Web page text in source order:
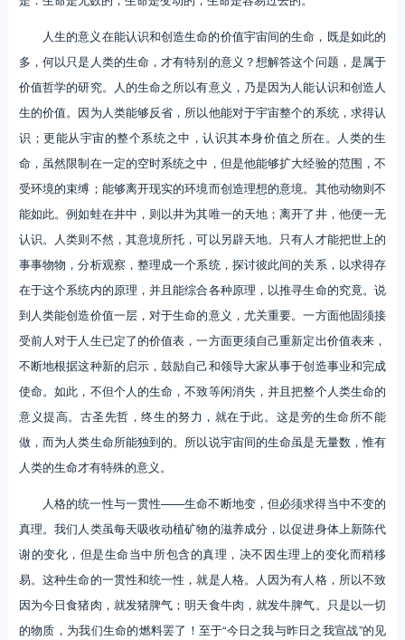
人生的意义在能认识和创造生命的价值宇宙间的生命，既是如此的
多，何以只是人类的生命，才有特别的意义？想解答这个问题，是属于
价值哲学的研究。人的生命之所以有意义，乃是因为人能认识和创造人
生的价值。因为人类能够反省，所以他能对于宇宙整个的系统，求得认
识；更能从宇宙的整个系统之中，认识其本身价值之所在。人类的生
命，虽然限制在一定的空时系统之中，但是他能够扩大经验的范围，不
受环境的束缚；能够离开现实的环境而创造理想的意境。其他动物则不
能如此。例如蛙在井中，则以井为其唯一的天地；离开了井，他便一无
认识。人类则不然，其意境所托，可以另辟天地。只有人才能把世上的
事事物物，分析观察，整理成一个系统，探讨彼此间的关系，以求得存
在于这个系统内的原理，并且能综合各种原理，以推寻生命的究竟。说
到人类能创造价值一层，对于生命的意义，尤关重要。一方面他固须接
受前人对于人生已定了的价值表，一方面更须自己重新定出价值表来，
不断地根据这种新的启示，鼓励自己和领导大家从事于创造事业和完成
使命。如此，不但个人的生命，不致等闲消失，并且把整个人类生命的
意义提高。古圣先哲，终生的努力，就在于此。这是旁的生命所不能
做，而为人类生命所能独到的。所以说宇宙间的生命虽是无量数，惟有
人类的生命才有特殊的意义。
人格的统一性与一贯性——生命不断地变，但必须求得当中不变的
真理。我们人类虽每天吸收动植矿物的滋养成分，以促进身体上新陈代
谢的变化，但是生命当中所包含的真理，决不因生理上的变化而稍移
易。这种生命的一贯性和统一性，就是人格。人因为有人格，所以不致
因为今日食猪肉，就发猪脾气；明天食牛肉，就发牛脾气。只是以一切
的物质，为我们生命的燃料罢了！至于“今日之我与昨日之我宣战”的见